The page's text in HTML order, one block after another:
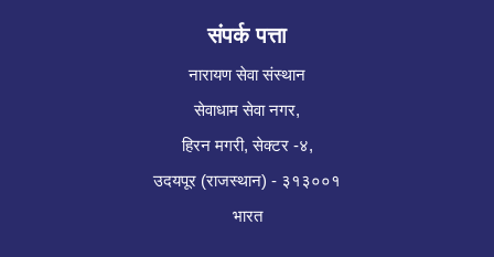
संपर्क पत्ता
नारायण सेवा संस्थान
सेवाधाम सेवा नगर,
हिरन मगरी, सेक्टर -४,
उदयपूर (राजस्थान) - ३१३००१
भारत